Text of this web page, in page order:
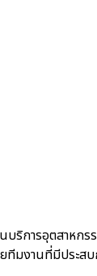
ริการอุตสาห
มงานที่มีประ